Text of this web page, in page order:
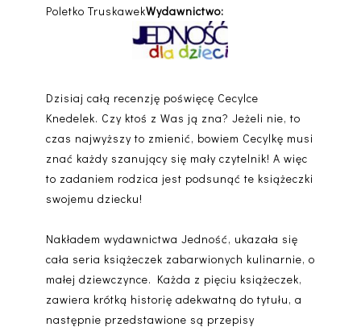
Poletko TruskawekWydawnictwo:
Dzisiaj całą recenzję poświęcę Cecylce
Knedelek. Czy ktoś z Was ją zna? Jeżeli nie, to
czas najwyższy to zmienić, bowiem Cecylkę musi
znać każdy szanujący się mały czytelnik! A więc
to zadaniem rodzica jest podsunąć te książeczki
swojemu dziecku!
Nakładem wydawnictwa Jedność, ukazała się
cała seria książeczek zabarwionych kulinarnie, o
małej dziewczynce. Każda z pięciu książeczek,
zawiera krótką historię adekwatną do tytułu, a
następnie przedstawione są przepisy